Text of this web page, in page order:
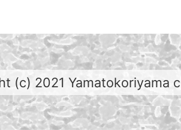
(c) 2021 Yamatokoriyama